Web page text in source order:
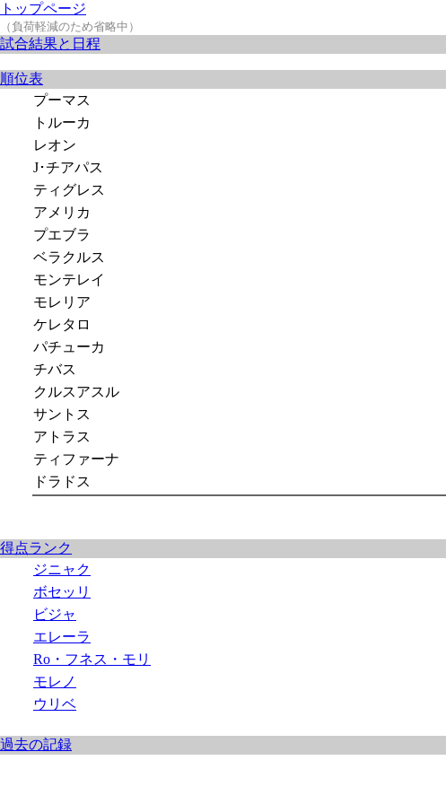
トップページ
（負荷軽減のため省略中）
試合結果と日程
順位表
プーマス
トルーカ
レオン
J･チアパス
ティグレス
アメリカ
プエブラ
ベラクルス
モンテレイ
モレリア
ケレタロ
パチューカ
チバス
クルスアスル
サントス
アトラス
ティファーナ
ドラドス
得点ランク
ジニャク
ボセッリ
ビジャ
エレーラ
Ro・フネス・モリ
モレノ
ウリベ
過去の記録